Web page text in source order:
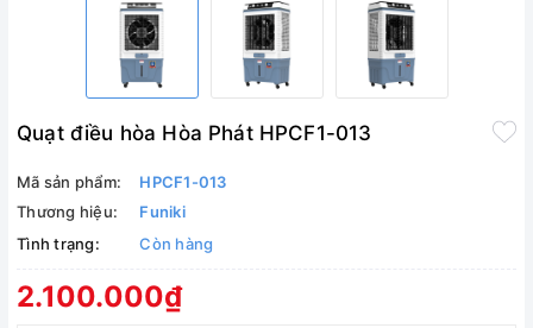
Quạt điều hòa Hòa Phát HPCF1-013
Mã sản phẩm:
HPCF1-013
Thương hiệu:
Funiki
Tình trạng:
Còn hàng
2.100.000₫